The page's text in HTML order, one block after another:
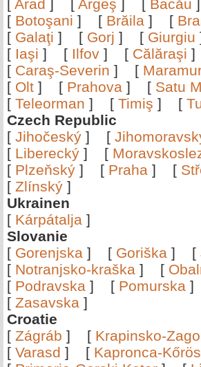
[ Arad ] [ Argeş ] [ Bacău
[ Botoşani ] [ Brăila ] [
[ Galaţi ] [ Gorj ] [ Giurgiu
[ Iaşi ] [ Ilfov ] [ Călăraşi ]
[ Caraş-Severin ] [
[ Olt ] [ Prahova ] [ Satu
[ Teleorman ] [ Timiş ] [
Czech Republic
[ Jihočeský ] [
[ Liberecký ] [
[ Plzeňský ] [ Praha ] [
[ Zlínský ]
Ukrainen
[ Kárpátalja ]
Slovanie
[ Gorenjska ] [ Goriška ] [
[ Notranjsko-kraška ] [
[ Podravska ] [ Pomurska ]
[ Zasavska ]
Croatie
[ Zágráb ] [ Krapinsko-
[ Varasd ] [ Kapronca-Kőrös